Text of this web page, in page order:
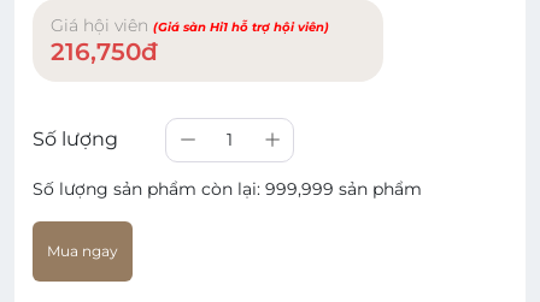
Giá hội viên (Giá sàn Hi1 hỗ trợ hội viên)
216,750đ
Số lượng 1
Số lượng sản phẩm còn lại: 999,999 sản phẩm
Mua ngay